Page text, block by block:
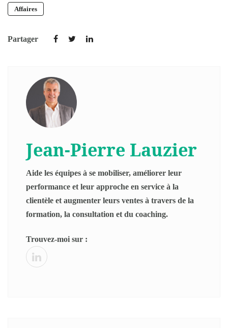
Affaires
Partager
Jean-Pierre Lauzier
Aide les équipes à se mobiliser, améliorer leur
performance et leur approche en service à la
clientèle et augmenter leurs ventes à travers de la
formation, la consultation et du coaching.
Trouvez-moi sur :